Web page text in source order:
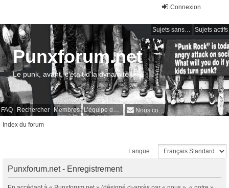
Connexion
Sujets sans réponse Sujets actifs
FAQ Rechercher Membres L’équipe du forum Nous contacter
Punxforum.net
Le punk, avant, c'était d'la dynamite !
Index du forum
Langue :
Punxforum.net - Enregistrement